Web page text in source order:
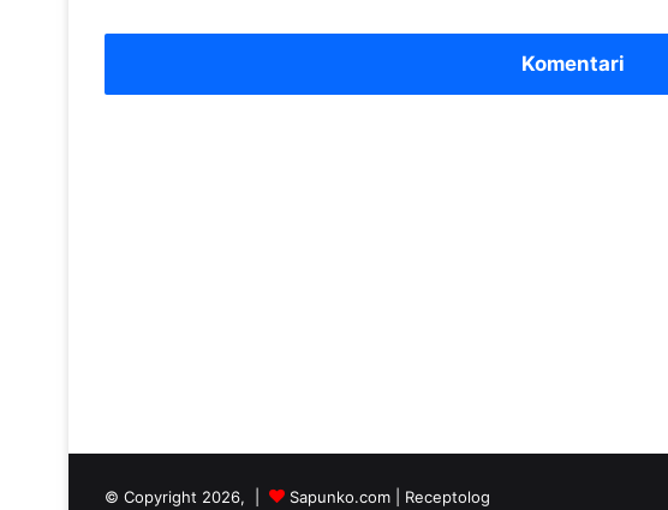
Komentari
© Copyright 2026, | Sapunko.com Receptolog